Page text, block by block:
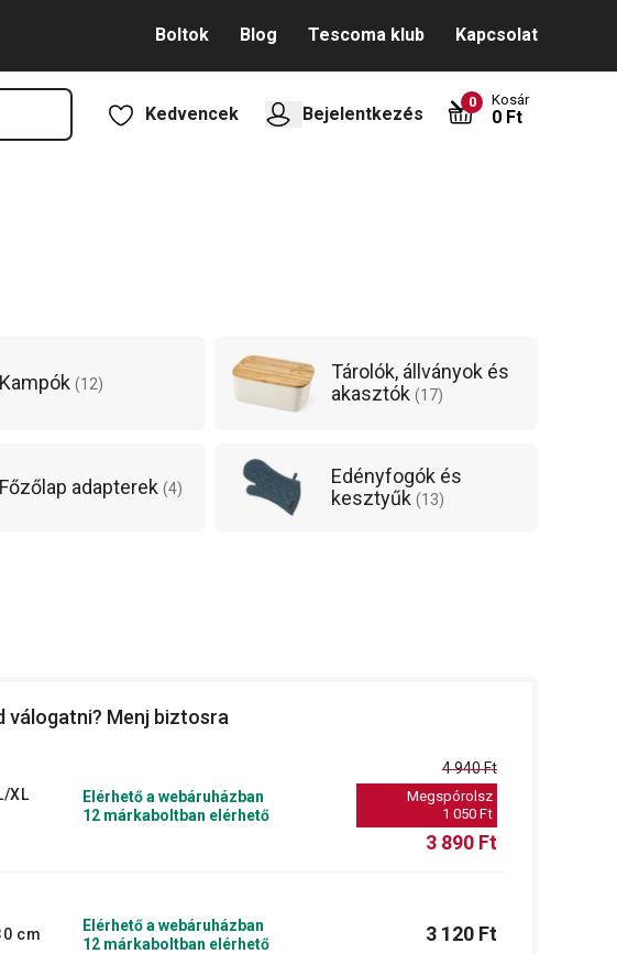
Boltok Blog Tescoma klub Kapcsolat
Kedvencek Bejelentkezés
0 Kosár
0 Ft
Kampók (12)
Tárolók, állványok és
akasztók (17)
Főzőlap adapterek (4)
Edényfogók és
kesztyűk (13)
válogatni? Menj biztosra
XL
Elérhető a webáruházban
12 márkaboltban elérhető
4 940 Ft
Megspórolsz
1 050 Ft
3 890 Ft
cm
Elérhető a webáruházban
12 márkaboltban elérhető
3 120 Ft